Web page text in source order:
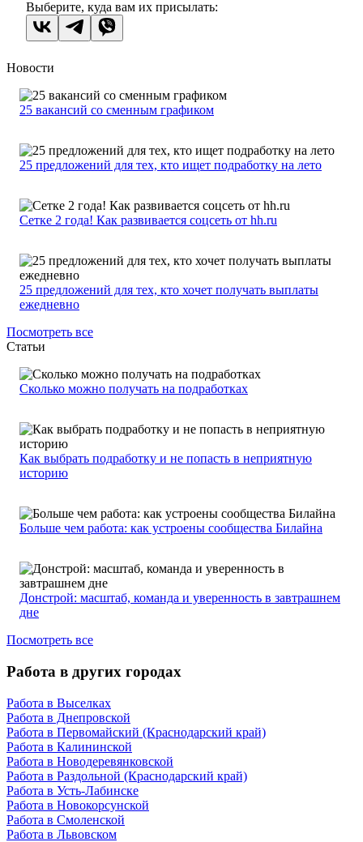
Выберите, куда вам их присылать:
Новости
25 вакансий со сменным графиком
25 предложений для тех, кто ищет подработку на лето
Сетке 2 года! Как развивается соцсеть от hh.ru
25 предложений для тех, кто хочет получать выплаты
ежедневно
Посмотреть все
Статьи
Сколько можно получать на подработках
Как выбрать подработку и не попасть в неприятную
историю
Больше чем работа: как устроены сообщества Билайна
Донстрой: масштаб, команда и уверенность в завтрашнем
дне
Посмотреть все
Работа в других городах
Работа в Выселках
Работа в Днепровской
Работа в Первомайский (Краснодарский край)
Работа в Калининской
Работа в Новодеревянковской
Работа в Раздольной (Краснодарский край)
Работа в Усть-Лабинске
Работа в Новокорсунской
Работа в Смоленской
Работа в Львовском